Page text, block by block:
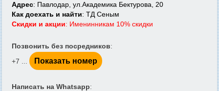
Адрес: Павлодар, ул.Академика Бектурова, 20
Как доехать и найти: ТД Сеным
Скидки и акции: Именинникам 10% скидки
Позвонить без посредников:
+7 ...
Показать номер
Написать на Whatsapp: